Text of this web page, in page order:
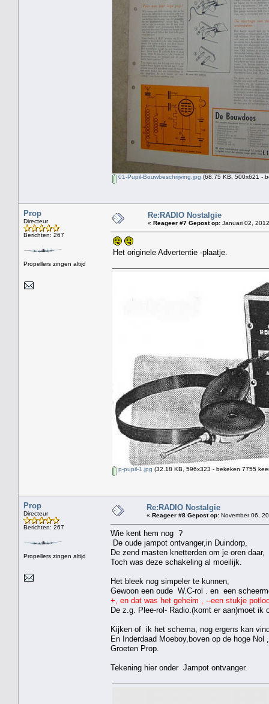
01-Pupil-Bouwbeschrijving.jpg (68.75 KB, 500x621 -
Prop
Directeur
Berichten: 267
Propellers zingen altijd
Re:RADIO Nostalgie
« Reageer #7 Gepost op: Januari 02,
Het originele Advertentie -plaatje.
p-pupil-1.jpg (32.18 KB, 596x323 - bekeken 7755
Prop
Directeur
Berichten: 267
Propellers zingen altijd
Re:RADIO Nostalgie
« Reageer #8 Gepost op: November 06,
Wie kent hem nog ?
De oude jampot ontvanger,in Duindorp,
De zend masten knetterden om je oren daar,
Toch was deze schakeling al moeilijk.
Het bleek nog simpeler te kunnen,
Gewoon een oude W.C-rol . en een
+, en dat was het geheim , --een stukje
De z.g. Plee-rol- Radio.(komt er aan)moet ik
Kijken of ik het schema, nog ergens kan
En Inderdaad Moeboy,boven op de hoge
Groeten Prop.
Tekening hier onder Jampot ontvanger.